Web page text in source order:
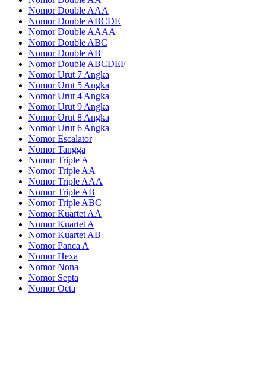
Nomor Double AAA
Nomor Double ABCDE
Nomor Double AAAA
Nomor Double ABC
Nomor Double AB
Nomor Double ABCDEF
Nomor Urut 7 Angka
Nomor Urut 5 Angka
Nomor Urut 4 Angka
Nomor Urut 9 Angka
Nomor Urut 8 Angka
Nomor Urut 6 Angka
Nomor Escalator
Nomor Tangga
Nomor Triple A
Nomor Triple AA
Nomor Triple AAA
Nomor Triple AB
Nomor Triple ABC
Nomor Kuartet AA
Nomor Kuartet A
Nomor Kuartet AB
Nomor Panca A
Nomor Hexa
Nomor Nona
Nomor Septa
Nomor Octa